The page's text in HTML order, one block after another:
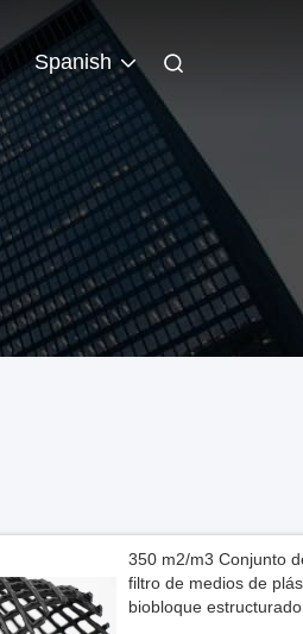
Spanish
350 m2/m3 Conjunto
filtro de medios de
biobloque estructurado